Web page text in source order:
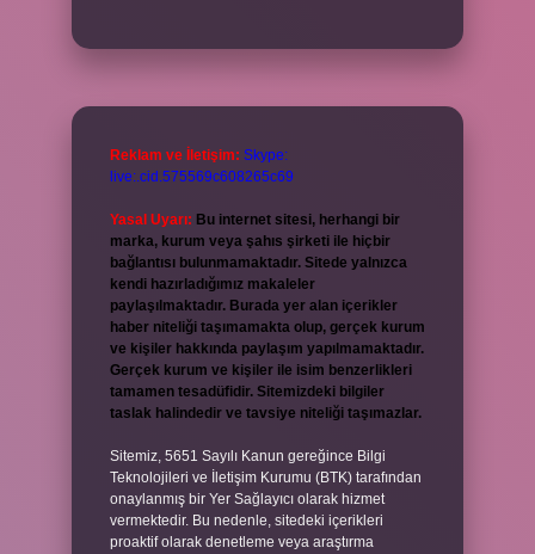
Reklam ve İletişim: Skype:
live:.cid.575569c608265c69
Yasal Uyarı: Bu internet sitesi, herhangi bir
marka, kurum veya şahıs şirketi ile hiçbir
bağlantısı bulunmamaktadır. Sitede yalnızca
kendi hazırladığımız makaleler
paylaşılmaktadır. Burada yer alan içerikler
haber niteliği taşımamakta olup, gerçek kurum
ve kişiler hakkında paylaşım yapılmamaktadır.
Gerçek kurum ve kişiler ile isim benzerlikleri
tamamen tesadüfidir. Sitemizdeki bilgiler
taslak halindedir ve tavsiye niteliği taşımazlar.
Sitemiz, 5651 Sayılı Kanun gereğince Bilgi
Teknolojileri ve İletişim Kurumu (BTK) tarafından
onaylanmış bir Yer Sağlayıcı olarak hizmet
vermektedir. Bu nedenle, sitedeki içerikleri
proaktif olarak denetleme veya araştırma